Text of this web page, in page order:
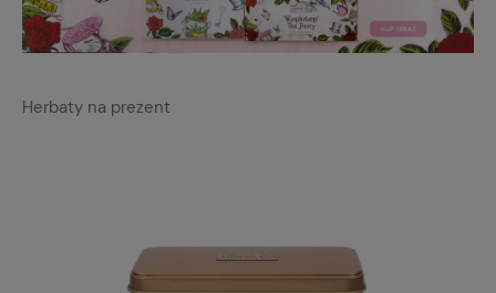
Herbaty na prezent